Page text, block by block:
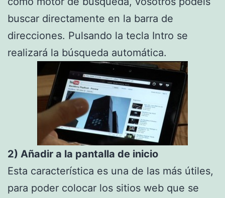
buscar directamente en la barra de
direcciones. Pulsando la tecla Intro se
realizará la búsqueda automática.
2) Añadir a la pantalla de inicio
Esta característica es una de las más útiles,
para poder colocar los sitios web que se